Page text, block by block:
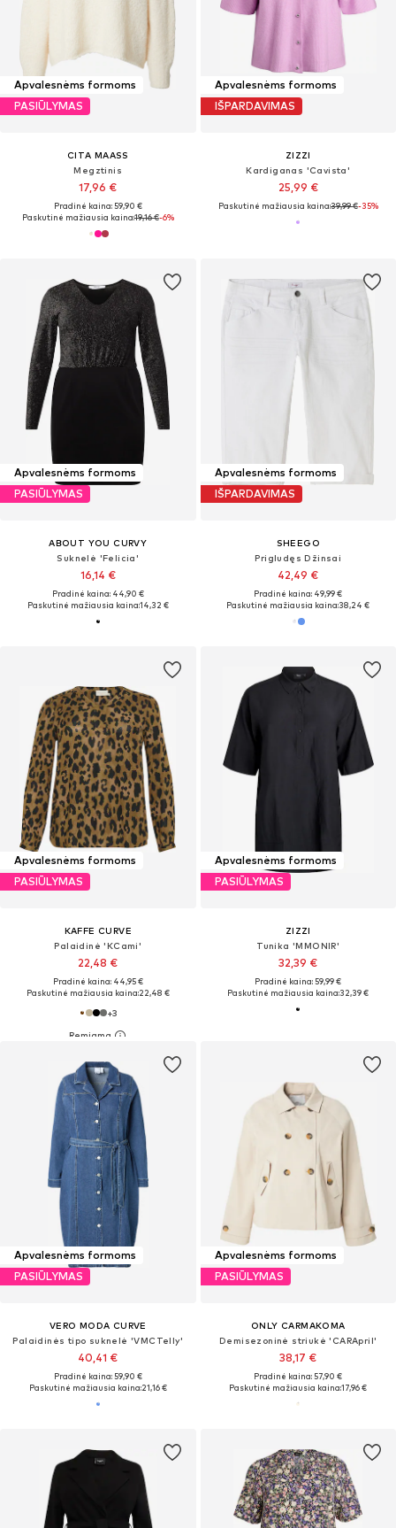
Apvalesnėms formoms
PASIŪLYMAS
CITA MAASS
Megztinis
17,96 €
Pradinė kaina: 59,90 €
Paskutinė mažiausia kaina:19,16 €-6%
Apvalesnėms formoms
IŠPARDAVIMAS
ZIZZI
Kardiganas 'Cavista'
25,99 €
Paskutinė mažiausia kaina:39,99 €-35%
Apvalesnėms formoms
PASIŪLYMAS
ABOUT YOU CURVY
Suknelė 'Felicia'
16,14 €
Pradinė kaina: 44,90 €
Paskutinė mažiausia kaina:14,32 €
Apvalesnėms formoms
IŠPARDAVIMAS
SHEEGO
Prigludęs Džinsai
42,49 €
Pradinė kaina: 49,99 €
Paskutinė mažiausia kaina:38,24 €
Apvalesnėms formoms
PASIŪLYMAS
KAFFE CURVE
Palaidinė 'KCami'
22,48 €
Pradinė kaina: 44,95 €
Paskutinė mažiausia kaina:22,48 €
+3
Apvalesnėms formoms
PASIŪLYMAS
ZIZZI
Tunika 'MMONIR'
32,39 €
Pradinė kaina: 59,99 €
Paskutinė mažiausia kaina:32,39 €
Apvalesnėms formoms
PASIŪLYMAS
VERO MODA CURVE
Palaidinės tipo suknelė 'VMCTelly'
40,41 €
Pradinė kaina: 59,90 €
Paskutinė mažiausia kaina:21,16 €
Apvalesnėms formoms
PASIŪLYMAS
ONLY CARMAKOMA
Demisezoninė striukė 'CARApril'
38,17 €
Pradinė kaina: 57,90 €
Paskutinė mažiausia kaina:17,96 €